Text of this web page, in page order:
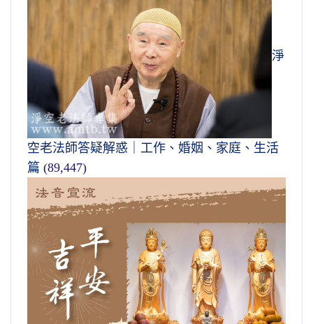
淨
空老法師答疑解惑｜工作、婚姻、家庭、生活
篇 (89,447)